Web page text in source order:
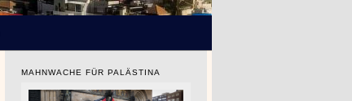
MAHNWACHE FÜR PALÄSTINA